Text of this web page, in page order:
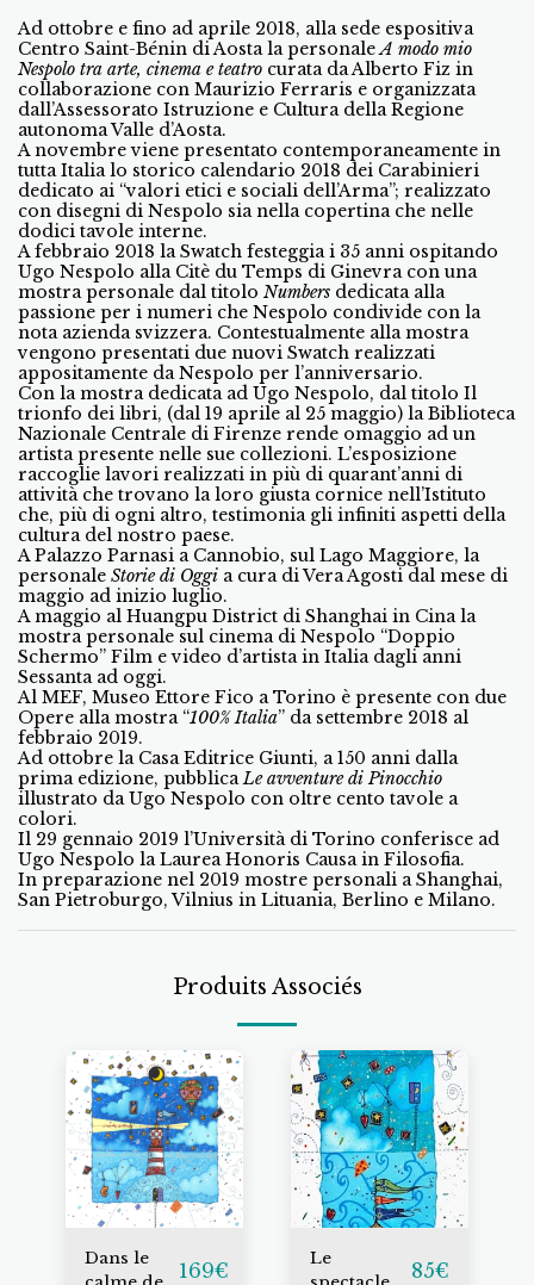
Ad ottobre e fino ad aprile 2018, alla sede espositiva
Centro Saint-Bénin di Aosta la personaleA modo mio
Nespolo tra arte, cinema e teatro curata da Alberto Fiz in
collaborazione con Maurizio Ferraris e organizzata
dall’Assessorato Istruzione e Cultura della Regione
autonoma Valle d’Aosta.
A novembre viene presentato contemporaneamente in
tutta Italia lo storico calendario 2018 dei Carabinieri
dedicato ai “valori etici e sociali dell’Arma”; realizzato
con disegni di Nespolo sia nella copertina che nelle
dodici tavole interne.
A febbraio 2018 la Swatch festeggia i 35 anni ospitando
Ugo Nespolo alla Citè du Temps di Ginevra con una
mostra personale dal titolo Numbers dedicata alla
passione per i numeri che Nespolo condivide con la
nota azienda svizzera. Contestualmente alla mostra
vengono presentati due nuovi Swatch realizzati
appositamente da Nespolo per l’anniversario.
Con la mostra dedicata ad Ugo Nespolo, dal titolo Il
trionfo dei libri, (dal 19 aprile al 25 maggio) la Biblioteca
Nazionale Centrale di Firenze rende omaggio ad un
artista presente nelle sue collezioni. L’esposizione
raccoglie lavori realizzati in più di quarant’anni di
attività che trovano la loro giusta cornice nell’Istituto
che, più di ogni altro, testimonia gli infiniti aspetti della
cultura del nostro paese.
A Palazzo Parnasi a Cannobio, sul Lago Maggiore, la
personale Storie di Oggi a cura di Vera Agosti dal mese di
maggio ad inizio luglio.
A maggio al Huangpu District di Shanghai in Cina la
mostra personale sul cinema di Nespolo “Doppio
Schermo” Film e video d’artista in Italia dagli anni
Sessanta ad oggi.
Al MEF, Museo Ettore Fico a Torino è presente con due
Opere alla mostra “100% Italia” da settembre 2018 al
febbraio 2019.
Ad ottobre la Casa Editrice Giunti, a 150 anni dalla
prima edizione, pubblicaLe avventure di Pinocchio
illustrato da Ugo Nespolo con oltre cento tavole a
colori.
Il 29 gennaio 2019 l’Università di Torino conferisce ad
Ugo Nespolo la Laurea Honoris Causa in Filosofia.
In preparazione nel 2019 mostre personali a Shanghai,
San Pietroburgo, Vilnius in Lituania, Berlino e Milano.
Produits Associés
Dans le
169€
Le
85€